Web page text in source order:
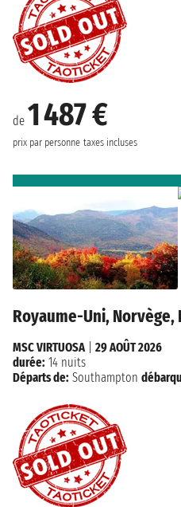
de 1 487 €
prix par personne taxes incluses
Royaume-Uni, Norvège,
MSC VIRTUOSA| 29 AOÛT 2026
durée: 14 nuits
Départs de: Southampton